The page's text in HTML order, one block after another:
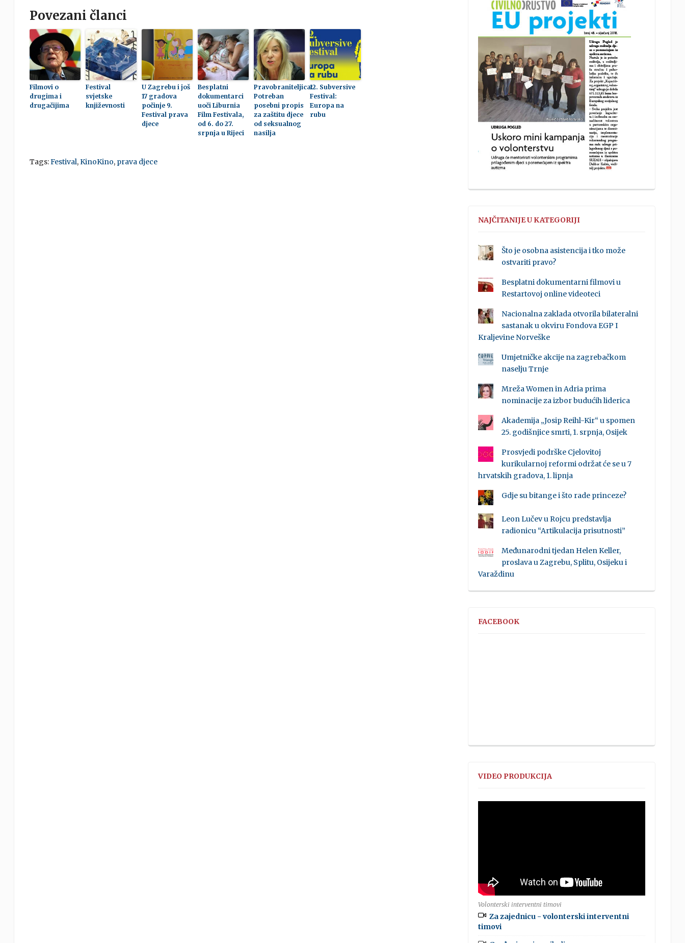
Povezani članci
Filmovi o
drugima i
drugačijima
Festival
svjetske
književnosti
U Zagrebu i još
17 gradova
počinje 9.
Festival prava
djece
Besplatni
dokumentarci
uoči Liburnia
Film Festivala,
od 6. do 27.
srpnja u Rijeci
Pravobraniteljica:
Potreban
posebni propis
za zaštitu djece
od seksualnog
nasilja
12. Subversive
Festival:
Europa na
rubu
Tags:Festival,KinoKino, prava djece
NAJČITANIJE U KATEGORIJI
Što je osobna asistencija i tko može
ostvariti pravo?
Besplatni dokumentarni filmovi u
Restartovoj online videoteci
Nacionalna zaklada otvorila bilateralni
sastanak u okviru Fondova EGP I
Kraljevine Norveške
Umjetničke akcije na zagrebačkom
naselju Trnje
Mreža Women in Adria prima
nominacije za izbor budućih liderica
Akademija „Josip Reihl-Kir“ u spomen
25. godišnjice smrti, 1. srpnja, Osijek
Prosvjedi podrške Cjelovitoj
kurikularnoj reformi održat će se u 7
hrvatskih gradova, 1. lipnja
Gdje su bitange i što rade princeze?
Leon Lučev u Rojcu predstavlja
radionicu “Artikulacija prisutnosti”
Međunarodni tjedan Helen Keller,
proslava u Zagrebu, Splitu, Osijeku i
Varaždinu
FACEBOOK
VIDEO PRODUKCIJA
Volonterski interventni timovi
Za zajednicu - volonterski interventni
timovi